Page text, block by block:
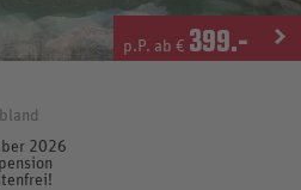
p.P. ab € 399.-
2026